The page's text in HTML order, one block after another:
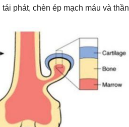
phát, chèn ép mạch máu và thần